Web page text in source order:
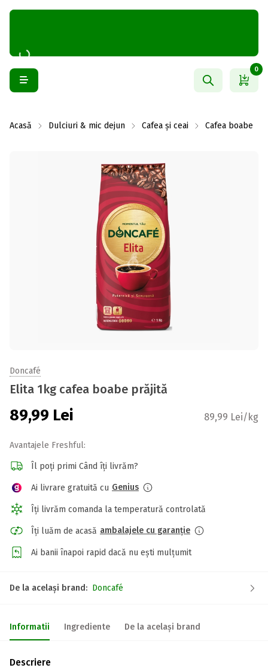
0
Acasă Dulciuri & mic dejun Cafea și ceai Cafea boabe
Doncafé
Elita 1kg cafea boabe prăjită
89,99 Lei 89,99 Lei/kg
Avantajele Freshful:
Îl poți primi Când îți livrăm?
Ai livrare gratuită cu Genius
Îți livrăm comanda la temperatură controlată
Îți luăm de acasă ambalajele cu garanție
Ai banii înapoi rapid dacă nu ești mulțumit
De la același brand: Doncafé
Informatii Ingrediente De la același brand
Descriere